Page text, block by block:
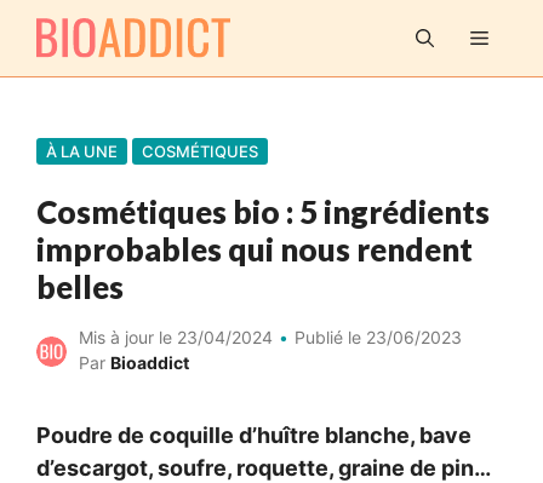
Aller
contenu
MENU
À LA UNE COSMÉTIQUES
Cosmétiques bio : 5 ingrédients
improbables qui nous rendent
belles
Mis à jour le 23/04/2024 Publié le 23/06/2023
Par Bioaddict
Poudre de coquille d’huître blanche, bave
d’escargot, soufre, roquette, graine de pin…